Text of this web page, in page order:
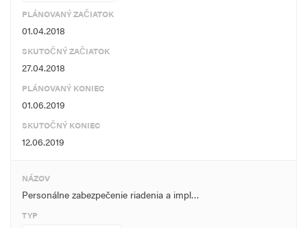
PLÁNOVANÝ ZAČIATOK
01.04.2018
SKUTOČNÝ ZAČIATOK
27.04.2018
PLÁNOVANÝ KONIEC
01.06.2019
SKUTOČNÝ KONIEC
12.06.2019
NÁZOV
Personálne zabezpečenie riadenia a impl…
TYP